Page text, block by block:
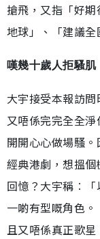
搶飛，又指「好
地球」、「建議全
嘆幾十歲人拒騷肌
大宇接受本報訪
又唔係完完全全
開開心心做場騷
經典港劇，想搵
回憶？大宇稱︰
一啲有型嘅角色
且又唔係真正歌星